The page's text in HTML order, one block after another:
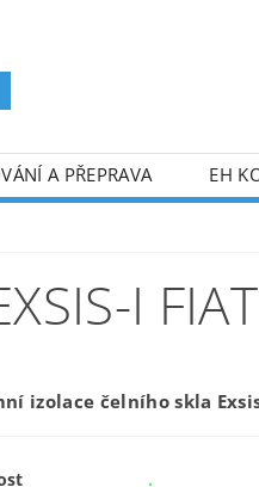
A PŘEPRAVA
EH
I
izolace čelního skla
.